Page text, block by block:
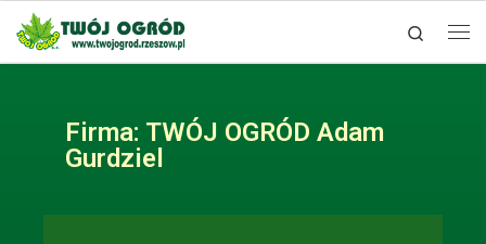
Skip to content Search
Firma: TWÓJ OGRÓD Adam
Gurdziel